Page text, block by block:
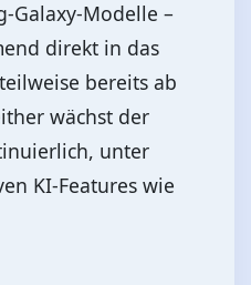
Galaxy-Modelle –
direkt in das
bereits ab
wächst der
unter
KI-Features wie